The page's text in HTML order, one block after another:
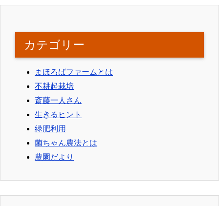
カテゴリー
まほろばファームとは
不耕起栽培
斎藤一人さん
生きるヒント
緑肥利用
菌ちゃん農法とは
農園だより